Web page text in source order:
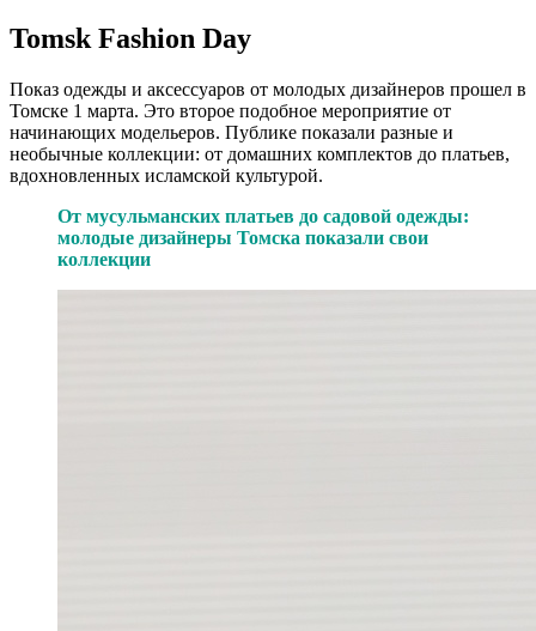
Tomsk Fashion Day
Показ одежды и аксессуаров от молодых дизайнеров прошел в
Томске 1 марта. Это второе подобное мероприятие от
начинающих модельеров. Публике показали разные и
необычные коллекции: от домашних комплектов до платьев,
вдохновленных исламской культурой.
От мусульманских платьев до садовой одежды:
молодые дизайнеры Томска показали свои
коллекции